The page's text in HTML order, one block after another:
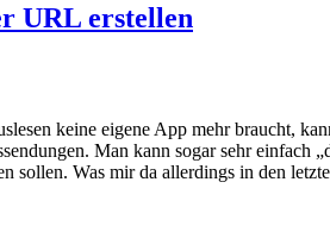
URL erstellen
keine eigene App mehr braucht,
Man kann sogar sehr einfach
sollen. Was mir da allerdings in den